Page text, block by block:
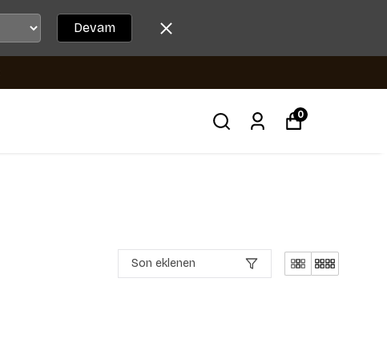
Devam
0
Son eklenen